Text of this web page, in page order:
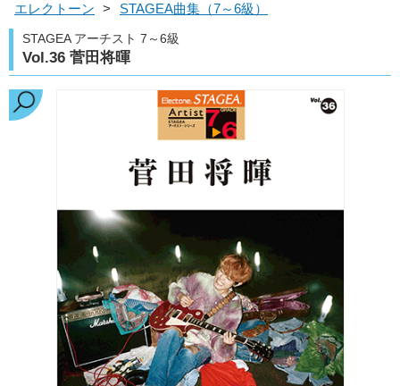
エレクトーン > STAGEA曲集（7～6級）
STAGEA アーチスト 7～6級
Vol.36 菅田将暉